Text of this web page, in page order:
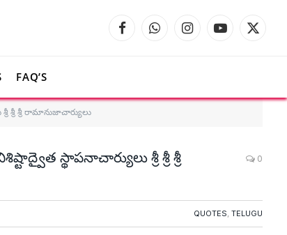
FacebookWhatsAppInstagramYouTube
X
FAQ’S
శ్రీ శ్రీ రామానుజాచార్యులు
స్థాపనాచార్యులు శ్రీ శ్రీ శ్రీ
0
QUOTES, TELUGU